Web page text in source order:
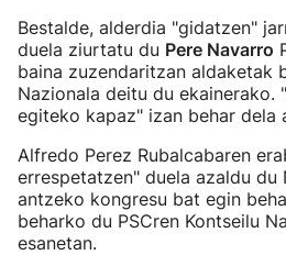
Bestalde, alderdia "gidatzen"
duela ziurtatu du Pere Navarro
baina zuzendaritzan aldaketak
Nazionala deitu du ekainerako.
egiteko kapaz" izan behar dela
Alfredo Perez Rubalcabaren
errespetatzen" duela azaldu du
antzeko kongresu bat egin
beharko du PSCren Kontseilu
esanetan.